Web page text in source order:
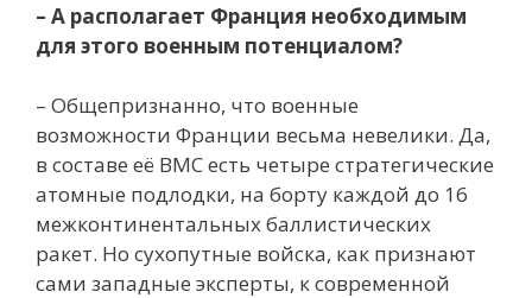
– А располагает Франция необходимым
для этого военным потенциалом?
– Общепризнанно, что военные
возможности Франции весьма невелики. Да,
в составе её ВМС есть четыре стратегические
атомные подлодки, на борту каждой до 16
межконтинентальных баллистических
ракет. Но сухопутные войска, как признают
сами западные эксперты, к современной